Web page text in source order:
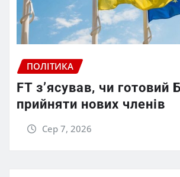
ПОЛІТИКА
FT зʼясував, чи готовий
прийняти нових членів
Сер 7, 2026